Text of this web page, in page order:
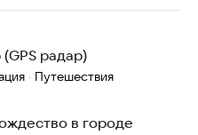
радар)
· Путешествия
в городе